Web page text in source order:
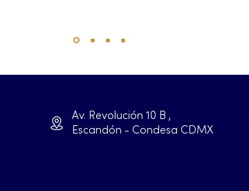
Av. Revolución 10 B ,
Escandón - Condesa CDMX